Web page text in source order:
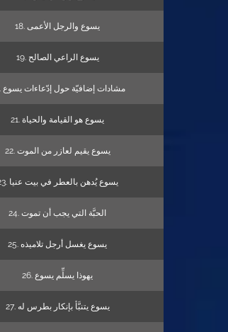
18. يسوع والرجل الأعمى
19. يسوع الراعي الصالح
20. مشادات إضافيّة حول إدّعاءات يسوع
21. يسوع هو القيامة والحياة
22. يسوع يقيم لعازر من الموت
23. يسوع يُدهن بالعطر في بيت عنيا
24. الحبَّة التي يجب أن تموت
25. يسوع يغسل أرجل تلاميذه
26. يهوذا يسلِّم يسوع
27. يسوع يتنبَّأ بإنكار بطرس له